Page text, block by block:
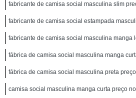
fabricante de camisa social masculina slim
fabricante de camisa social estampada
fabricante de camisa social masculina manga
fábrica de camisa social masculina manga
fábrica de camisa social masculina preta
camisa social masculina manga curta preço